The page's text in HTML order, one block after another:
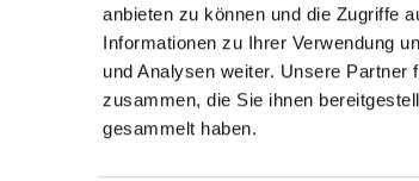
anbieten zu können und die Zugriffe
Informationen zu Ihrer Verwendung
und Analysen weiter. Unsere
zusammen, die Sie ihnen
gesammelt haben.
Di,
Kirchengemeinde Neureut